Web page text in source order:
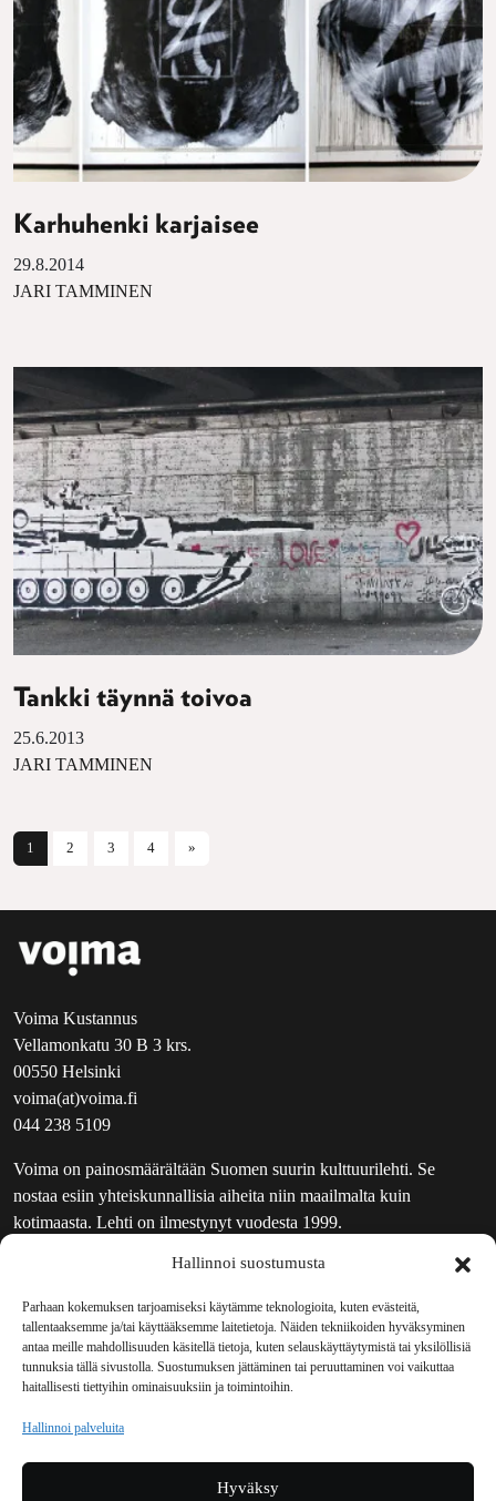
Hallinnoi suostumusta
Parhaan kokemuksen tarjoamiseksi käytämme teknologioita, kuten evästeitä,
tallentaaksemme ja/tai käyttääksemme laitetietoja. Näiden tekniikoiden hyväksyminen
antaa meille mahdollisuuden käsitellä tietoja, kuten selauskäyttäytymistä tai yksilöllisiä
tunnuksia tällä sivustolla. Suostumuksen jättäminen tai peruuttaminen voi vaikuttaa
haitallisesti tiettyihin ominaisuuksiin ja toimintoihin.
Hallinnoi palveluita
Hyväksy
Karhuhenki karjaisee
29.8.2014
JARI TAMMINEN
Tankki täynnä toivoa
25.6.2013
JARI TAMMINEN
Artikkelien selaus
1 2 3 4 »
Voima Kustannus
Vellamonkatu 30 B 3 krs.
00550 Helsinki
voima(at)voima.fi
044 238 5109
Voima on painosmäärältään Suomen suurin kulttuurilehti. Se
nostaa esiin yhteiskunnallisia aiheita niin maailmalta kuin
kotimaasta. Lehti on ilmestynyt vuodesta 1999.
UUTISKIRJE
MAINOSTAJILLE
VASTAMAINOKSET
JAKELUPAIKAT
REKISTERISELOSTE
TILAUKSEN PERUUTUSPYYNTÖ